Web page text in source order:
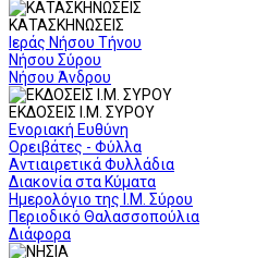
ΚΑΤΑΣΚΗΝΩΣΕΙΣ
Ιεράς Νήσου Τήνου
Νήσου Σύρου
Νήσου Άνδρου
ΕΚΔΟΣΕΙΣ Ι.Μ. ΣΥΡΟΥ
Ενοριακή Ευθύνη
Ορειβάτες - Φύλλα
Αντιαιρετικά Φυλλάδια
Διακονία στα Κύματα
Ημερολόγιο της Ι.Μ. Σύρου
Περιοδικό Θαλασσοπούλια
Διάφορα